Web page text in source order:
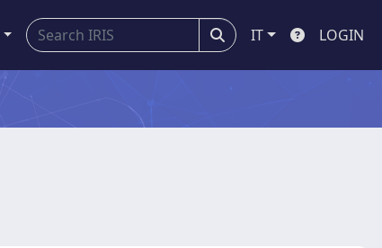
IT LOGIN